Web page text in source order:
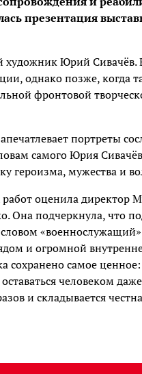
презентация
Юрий Сивачёв.
однако позже, когда
фронтовой
портреты
самого Юрия
героизма, мужества и
оценила директор
Она подчеркнула, что
и огромной
самое ценное:
человеком
и складывается